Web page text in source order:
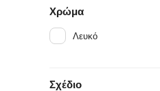
Χρώμα
Λευκό
Σχέδιο